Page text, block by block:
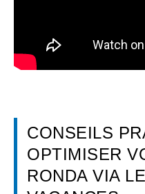
CONSEILS
OPTIMISER
RONDA VIA